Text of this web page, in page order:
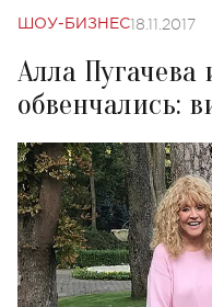
ШОУ-БИЗНЕС18.11.2017
Алла
обвенчались: